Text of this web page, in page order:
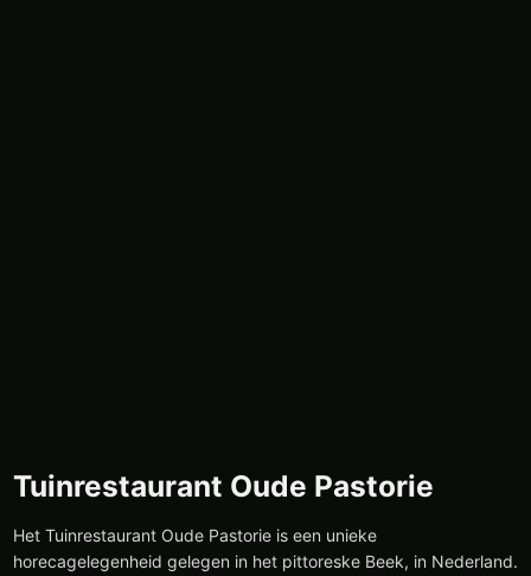
Tuinrestaurant Oude Pastorie
Het Tuinrestaurant Oude Pastorie is een unieke
horecagelegenheid gelegen in het pittoreske Beek, in Nederland.